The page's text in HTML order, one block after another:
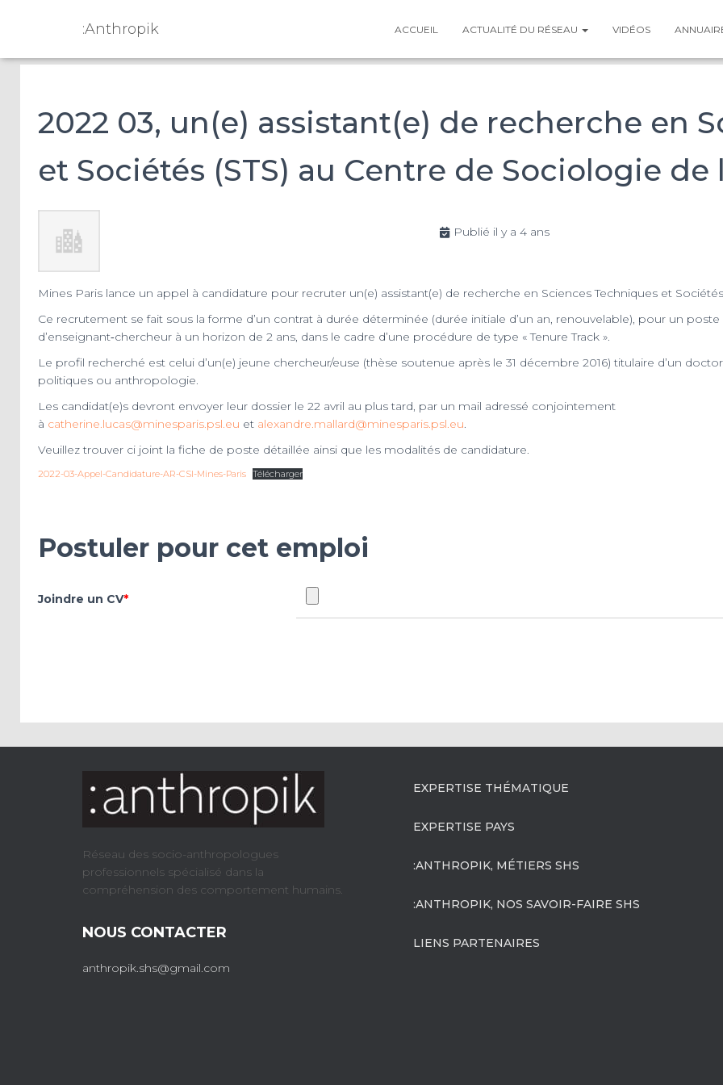
:Anthropik ACCUEIL ACTUALITÉ DU RÉSEAU VIDÉOS
2022 03, un(e) assistant(e) de recherche en
et Sociétés (STS) au Centre de Sociologie de
Publié il y a 4 ans
Mines Paris lance un appel à candidature pour recruter un(e) assistant(e) de recherche en Sciences Techniques et
Ce recrutement se fait sous la forme d’un contrat à durée déterminée (durée initiale d’un an, renouvelable), pour un
d’enseignant‐chercheur à un horizon de 2 ans, dans le cadre d’une procédure de type « Tenure Track ».
Le profil recherché est celui d’un(e) jeune chercheur/euse (thèse soutenue après le 31 décembre 2016) titulaire d’un
politiques ou anthropologie.
Les candidat(e)s devront envoyer leur dossier le 22 avril au plus tard, par un mail adressé conjointement
à catherine.lucas@minesparis.psl.eu et alexandre.mallard@minesparis.psl.eu.
Veuillez trouver ci joint la fiche de poste détaillée ainsi que les modalités de candidature.
2022-03-Appel-Candidature-AR-CSI-Mines-Paris Télécharger
Postuler pour cet emploi
Joindre un CV*
Réseau des socio-anthropologues
professionnels spécialisé dans la
compréhension des comportement humains.
NOUS CONTACTER
anthropik.shs@gmail.com
EXPERTISE THÉMATIQUE
EXPERTISE PAYS
:ANTHROPIK, MÉTIERS SHS
:ANTHROPIK, NOS SAVOIR-FAIRE SHS
LIENS PARTENAIRES